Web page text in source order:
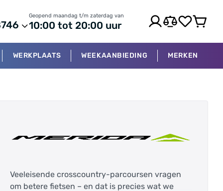
Geopend maandag t/m zaterdag van
10:00 tot 20:00 uur
WERKPLAATS WEEKAANBIEDING MERKEN
Veeleisende crosscountry-parcoursen vragen
om betere fietsen – en dat is precies wat we